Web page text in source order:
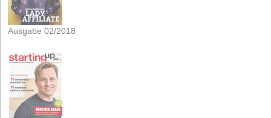
Ausgabe 02/2018